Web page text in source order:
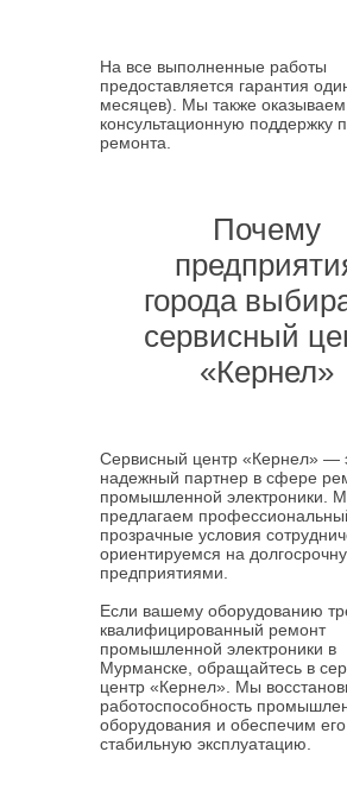
На все выполненные работы
предоставляется гарантия
месяцев). Мы также оказываем
консультационную поддержку
ремонта.
Почему
города
сервисный
«Кернел»
Сервисный центр «Кернел» —
надежный партнер в сфере
промышленной электроники.
предлагаем
прозрачные условия
ориентируемся на
предприятиями.
Если вашему оборудованию
квалифицированный ремонт
промышленной электроники в
Мурманске, обращайтесь в
центр «Кернел». Мы
работоспособность
оборудования и обеспечим его
стабильную эксплуатацию.